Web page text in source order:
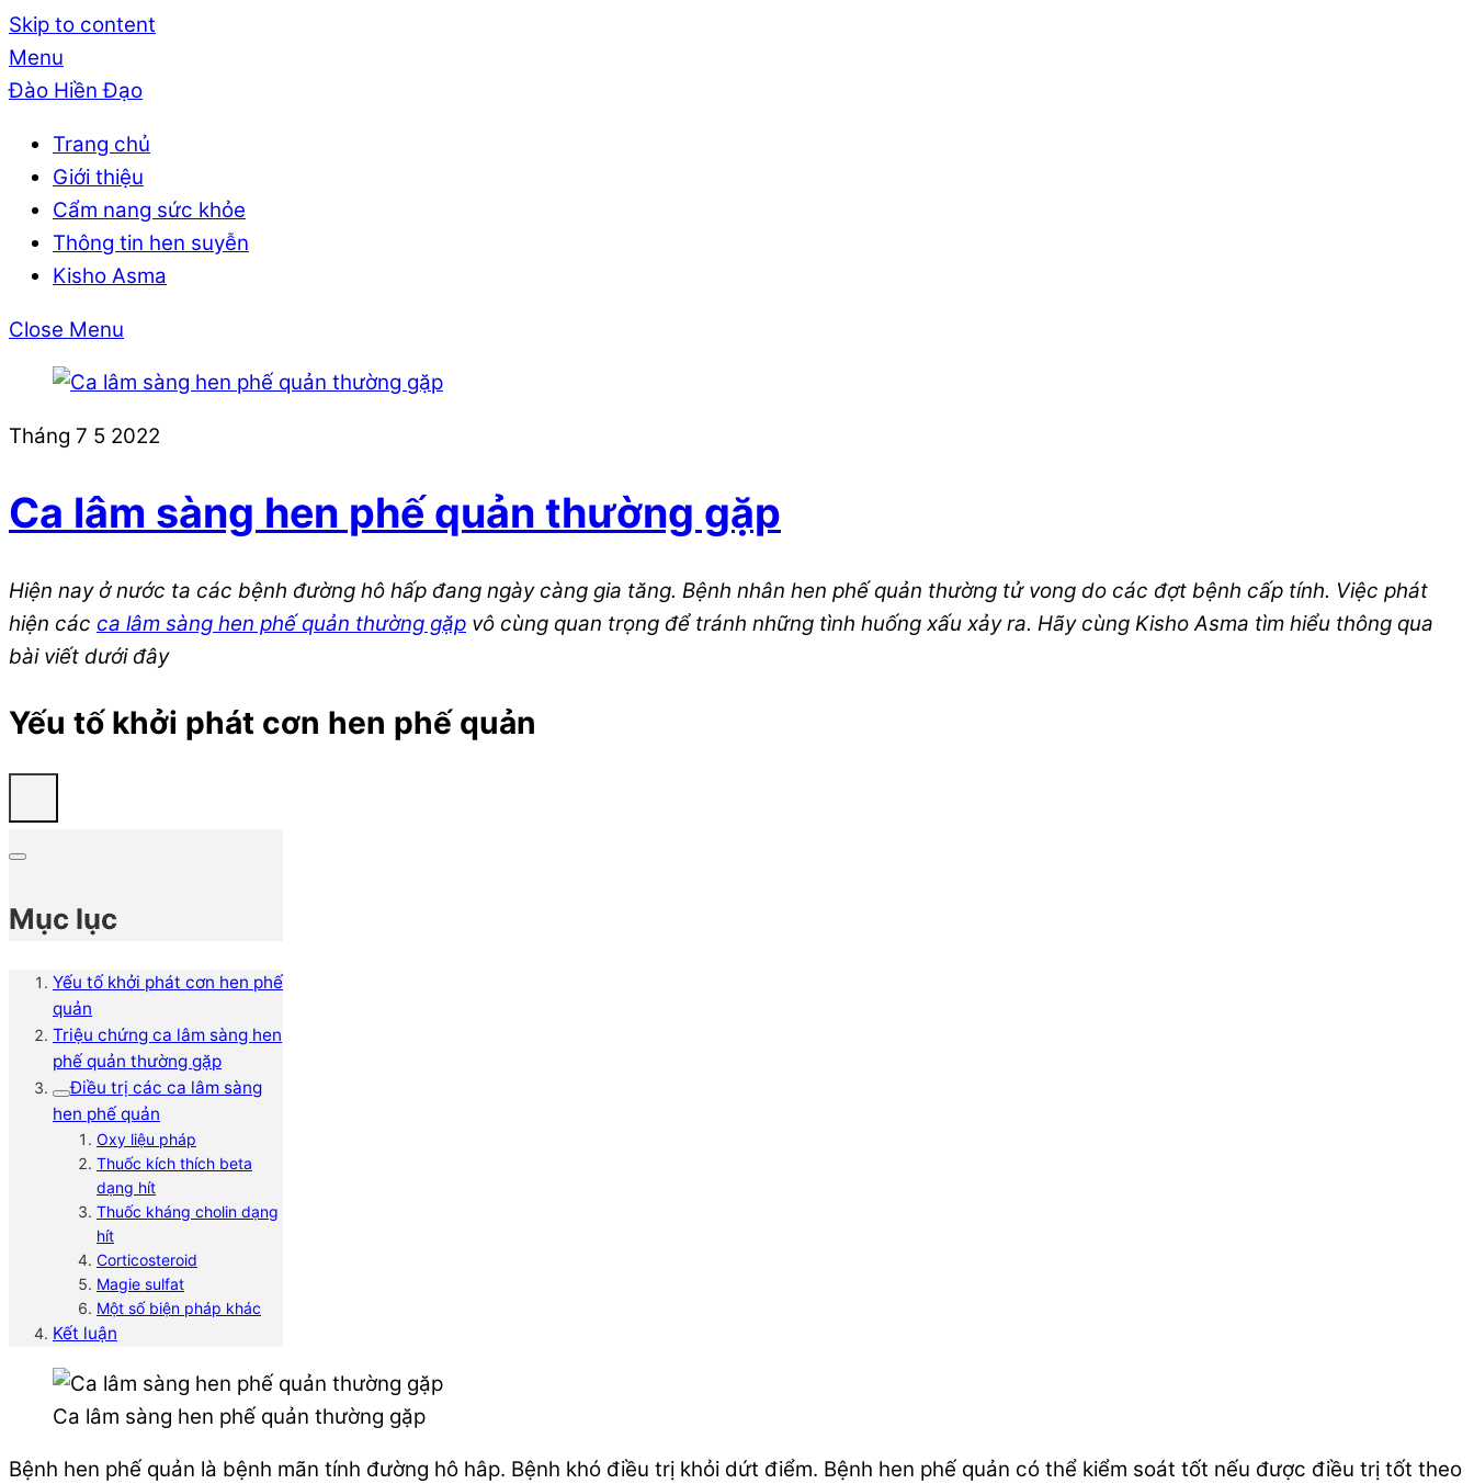
Skip to content
Menu
Đào Hiền Đạo
Trang chủ
Giới thiệu
Cẩm nang sức khỏe
Thông tin hen suyễn
Kisho Asma
Close Menu
Tháng 7 5 2022
Ca lâm sàng hen phế quản thường gặp
Hiện nay ở nước ta các bệnh đường hô hấp đang ngày càng gia tăng. Bệnh nhân hen phế quản thường tử vong do các đợt bệnh cấp tính. Việc phát
hiện các ca lâm sàng hen phế quản thường gặp vô cùng quan trọng để tránh những tình huống xấu xảy ra. Hãy cùng Kisho Asma tìm hiểu thông qua
bài viết dưới đây
Yếu tố khởi phát cơn hen phế quản
Mục lục
Yếu tố khởi phát cơn hen phế
quản
Triệu chứng ca lâm sàng hen
phế quản thường gặp
Điều trị các ca lâm sàng
hen phế quản
Oxy liệu pháp
Thuốc kích thích beta
dạng hít
Thuốc kháng cholin dạng
hít
Corticosteroid
Magie sulfat
Một số biện pháp khác
Kết luận
Ca lâm sàng hen phế quản thường gặp
Bệnh hen phế quản là bệnh mãn tính đường hô hâp. Bệnh khó điều trị khỏi dứt điểm. Bệnh hen phế quản có thể kiểm soát tốt nếu được điều trị tốt theo